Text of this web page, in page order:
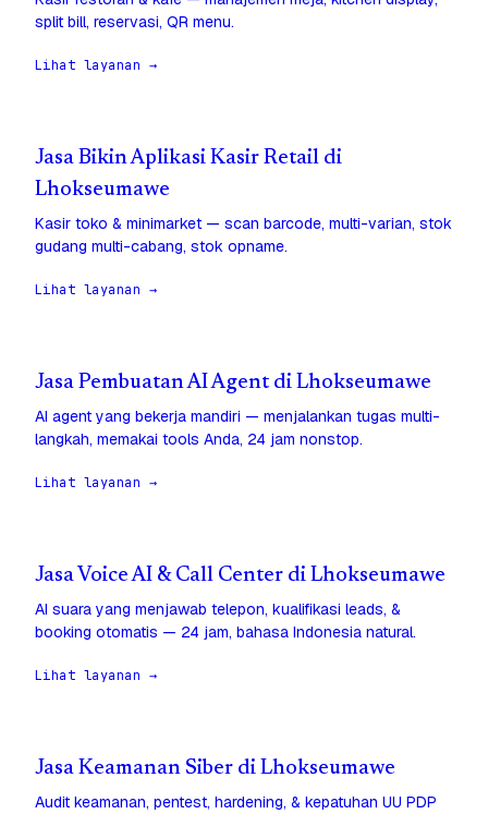
split bill, reservasi, QR menu.
Lihat layanan →
Jasa Bikin Aplikasi Kasir Retail di
Lhokseumawe
Kasir toko & minimarket — scan barcode, multi-varian, stok
gudang multi-cabang, stok opname.
Lihat layanan →
Jasa Pembuatan AI Agent di Lhokseumawe
AI agent yang bekerja mandiri — menjalankan tugas multi-
langkah, memakai tools Anda, 24 jam nonstop.
Lihat layanan →
Jasa Voice AI & Call Center di Lhokseumawe
AI suara yang menjawab telepon, kualifikasi leads, &
booking otomatis — 24 jam, bahasa Indonesia natural.
Lihat layanan →
Jasa Keamanan Siber di Lhokseumawe
Audit keamanan, pentest, hardening, & kepatuhan UU PDP